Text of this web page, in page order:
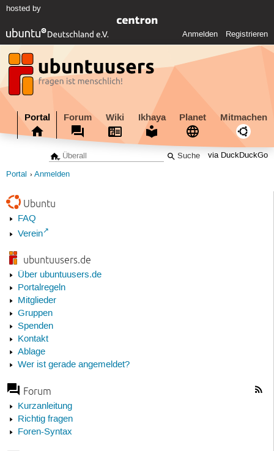
hosted by
Anmelden Registrieren
Portal Forum Wiki Ikhaya Planet Mitmachen
via DuckDuckGo
Portal Anmelden
Ubuntu
FAQ
Verein
ubuntuusers.de
Über ubuntuusers.de
Portalregeln
Mitglieder
Gruppen
Spenden
Kontakt
Ablage
Wer ist gerade angemeldet?
Forum
Kurzanleitung
Richtig fragen
Foren-Syntax